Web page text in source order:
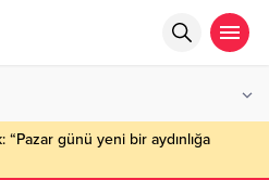
“Pazar günü yeni bir aydınlığa